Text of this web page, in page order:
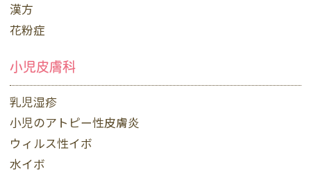
漢方
花粉症
小児皮膚科
乳児湿疹
小児のアトピー性皮膚炎
ウィルス性イボ
水イボ